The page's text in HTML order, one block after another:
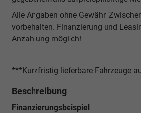
Alle Angaben ohne Gewähr.
vorbehalten. Finanzierung und
Anzahlung möglich!
***Kurzfristig lieferbare Fahrzeuge
Beschreibung
Finanzierungsbeispiel